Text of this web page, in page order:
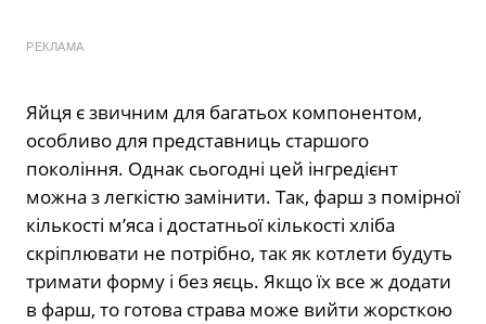
РЕКЛАМА
Яйця є звичним для багатьох компонентом,
особливо для представниць старшого
покоління. Однак сьогодні цей інгредієнт
можна з легкістю замінити. Так, фарш з помірної
кількості м’яса і достатньої кількості хліба
скріплювати не потрібно, так як котлети будуть
тримати форму і без яєць. Якщо їх все ж додати
в фарш, то готова страва може вийти жорсткою